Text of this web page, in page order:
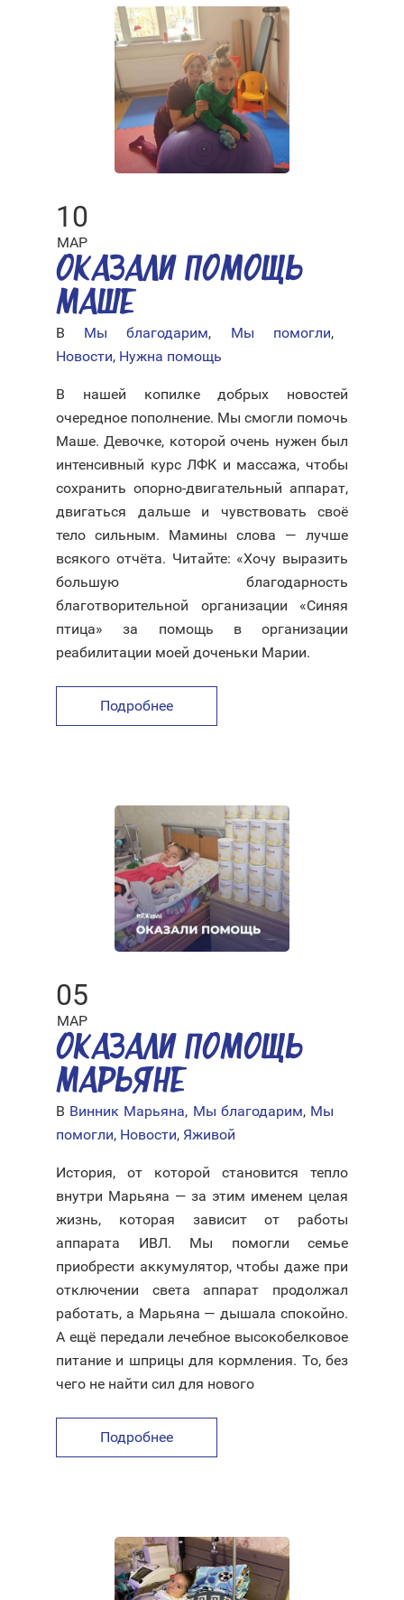
10
МАР
ОКАЗАЛИ ПОМОЩЬ
МАШЕ
В Мы благодарим, Мы помогли,
Новости, Нужна помощь
В нашей копилке добрых новостей
очередное пополнение. Мы смогли помочь
Маше. Девочке, которой очень нужен был
интенсивный курс ЛФК и массажа, чтобы
сохранить опорно-двигательный аппарат,
двигаться дальше и чувствовать своё
тело сильным. Мамины слова — лучше
всякого отчёта. Читайте: «Хочу выразить
большую благодарность
благотворительной организации «Синяя
птица» за помощь в организации
реабилитации моей доченьки Марии.
Подробнее
05
МАР
ОКАЗАЛИ ПОМОЩЬ
МАРЬЯНЕ
В Винник Марьяна, Мы благодарим, Мы
помогли, Новости, Яживой
История, от которой становится тепло
внутри Марьяна — за этим именем целая
жизнь, которая зависит от работы
аппарата ИВЛ. Мы помогли семье
приобрести аккумулятор, чтобы даже при
отключении света аппарат продолжал
работать, а Марьяна — дышала спокойно.
А ещё передали лечебное высокобелковое
питание и шприцы для кормления. То, без
чего не найти сил для нового
Подробнее